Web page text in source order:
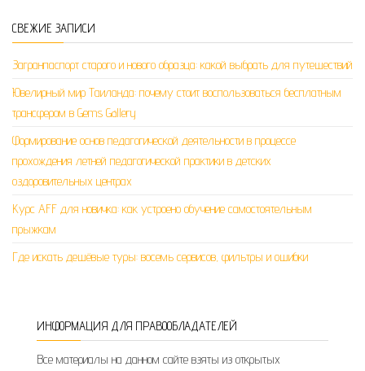
СВЕЖИЕ ЗАПИСИ
Загранпаспорт старого и нового образца: какой выбрать для путешествий
Ювелирный мир Таиланда: почему стоит воспользоваться бесплатным
трансфером в Gems Gallery
Формирование основ педагогической деятельности в процессе
прохождения летней педагогической практики в детских
оздоровительных центрах
Курс AFF для новичка: как устроено обучение самостоятельным
прыжкам
Где искать дешёвые туры: восемь сервисов, фильтры и ошибки
ИНФОРМАЦИЯ ДЛЯ ПРАВООБЛАДАТЕЛЕЙ
Все материалы на данном сайте взяты из открытых